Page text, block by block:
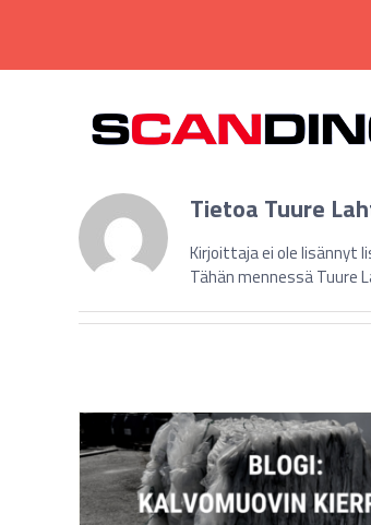
Tietoa Tuure
Kirjoittaja ei ole lisännyt
Tähän mennessä Tuure